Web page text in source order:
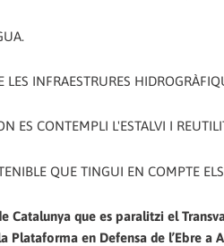
INFRAESTRURES
ES CONTEMPLI L'ESTALVI I
QUE TINGUI EN COMPTE
Catalunya que es paralitzi el
Plataforma en Defensa de l’Ebre a